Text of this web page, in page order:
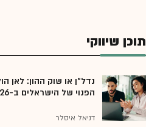
תוכן שיווקי
נדל"ן או שוק ההון: לאן
הפנוי של הישראלים ב-2026?
דניאל איסלר